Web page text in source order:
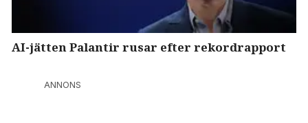
AI-jätten Palantir rusar efter rekordrapport
ANNONS